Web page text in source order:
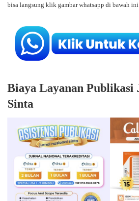
bisa langsung klik gambar whatsapp di bawah
Biaya Layanan
Sinta